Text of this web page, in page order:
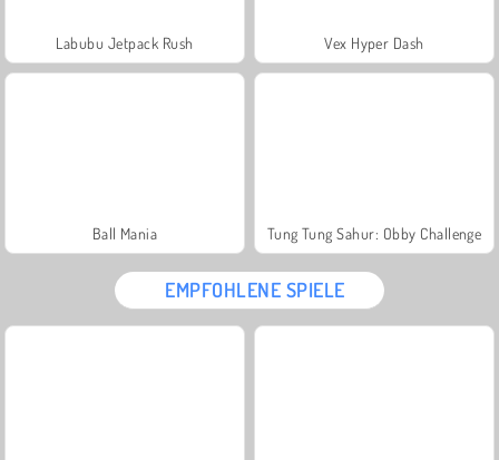
Labubu Jetpack Rush Vex Hyper Dash
Ball Mania Tung Tung Sahur: Obby Challenge
EMPFOHLENE SPIELE